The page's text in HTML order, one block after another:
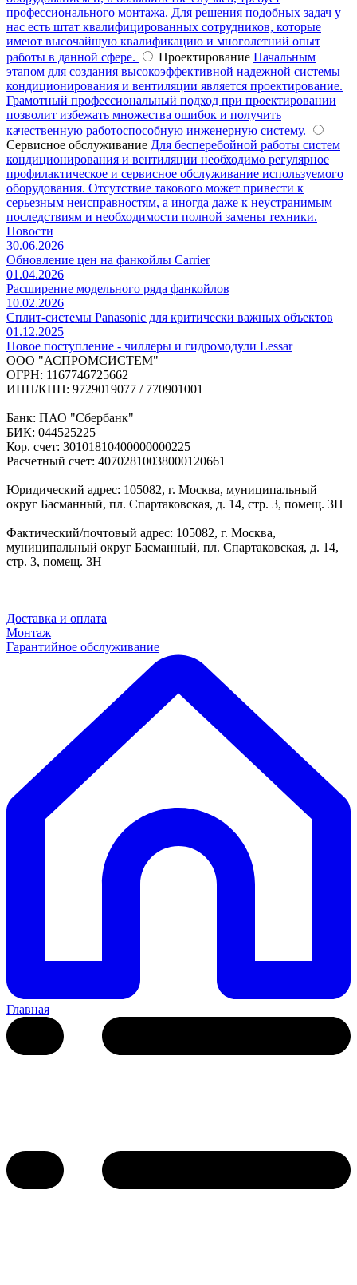
профессионального монтажа. Для решения подобных задач у
нас есть штат квалифицированных сотрудников, которые
имеют высочайшую квалификацию и многолетний опыт
работы в данной сфере.
Проектирование Начальным
этапом для создания высокоэффективной надежной системы
кондиционирования и вентиляции является проектирование.
Грамотный профессиональный подход при проектировании
позволит избежать множества ошибок и получить
качественную работоспособную инженерную систему.
Сервисное обслуживание Для бесперебойной работы систем
кондиционирования и вентиляции необходимо регулярное
профилактическое и сервисное обслуживание используемого
оборудования. Отсутствие такового может привести к
серьезным неисправностям, а иногда даже к неустранимым
последствиям и необходимости полной замены техники.
Новости
30.06.2026
Обновление цен на фанкойлы Carrier
01.04.2026
Расширение модельного ряда фанкойлов
10.02.2026
Сплит-системы Panasonic для критически важных объектов
01.12.2025
Новое поступление - чиллеры и гидромодули Lessar
ООО "АСПРОМСИСТЕМ"
ОГРН: 1167746725662
ИНН/КПП: 9729019077 / 770901001
Банк: ПАО "Сбербанк"
БИК: 044525225
Кор. счет: 30101810400000000225
Расчетный счет: 40702810038000120661
Юридический адрес: 105082, г. Москва, муниципальный
округ Басманный, пл. Спартаковская, д. 14, стр. 3, помещ. 3Н
Фактический/почтовый адрес: 105082, г. Москва,
муниципальный округ Басманный, пл. Спартаковская, д. 14,
стр. 3, помещ. 3Н
Доставка и оплата
Монтаж
Гарантийное обслуживание
Главная